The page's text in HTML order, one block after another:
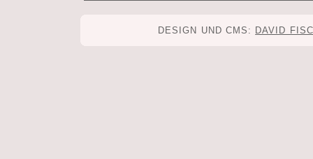
DESIGN UND CMS: DAVID